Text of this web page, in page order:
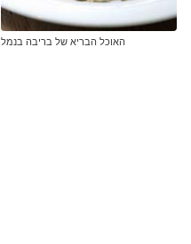
האוכל הבריא של בריבה בנמל